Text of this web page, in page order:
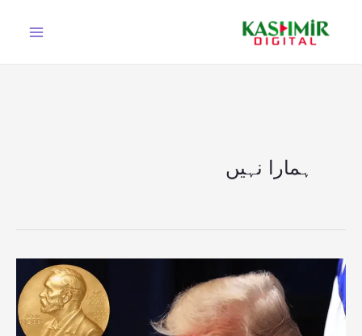
ہمارا نہیں
قطر
پر
حملہ